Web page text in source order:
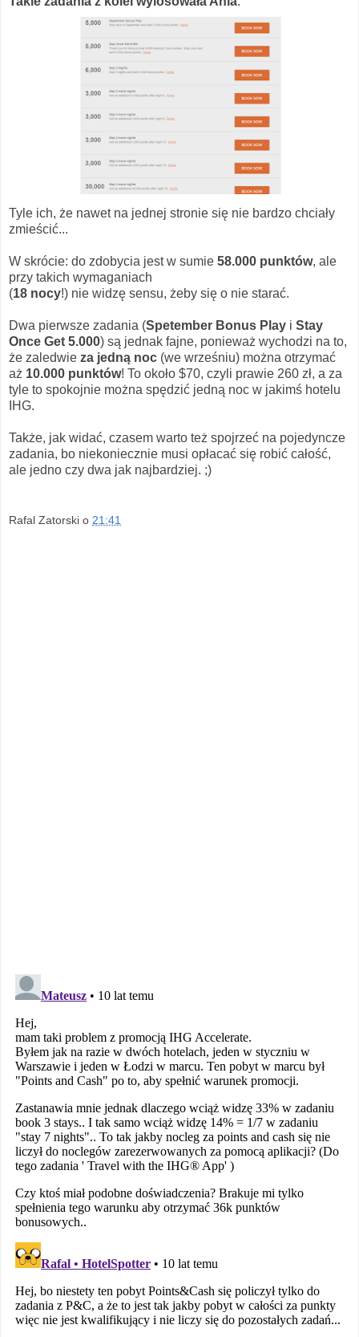
Tyle ich, że nawet na jednej stronie się nie bardzo chciały
zmieścić...
W skrócie: do zdobycia jest w sumie 58.000 punktów, ale
przy takich wymaganiach
(18 nocy!) nie widzę sensu, żeby się o nie starać.
Dwa pierwsze zadania (Spetember Bonus Play i Stay
Once Get 5.000) są jednak fajne, ponieważ wychodzi na to,
że zaledwie za jedną noc (we wrześniu) można otrzymać
aż 10.000 punktów! To około $70, czyli prawie 260 zł, a za
tyle to spokojnie można spędzić jedną noc w jakimś hotelu
IHG.
Także, jak widać, czasem warto też spojrzeć na pojedyncze
zadania, bo niekoniecznie musi opłacać się robić całość,
ale jedno czy dwa jak najbardziej. ;)
Rafal Zatorski o 21:41